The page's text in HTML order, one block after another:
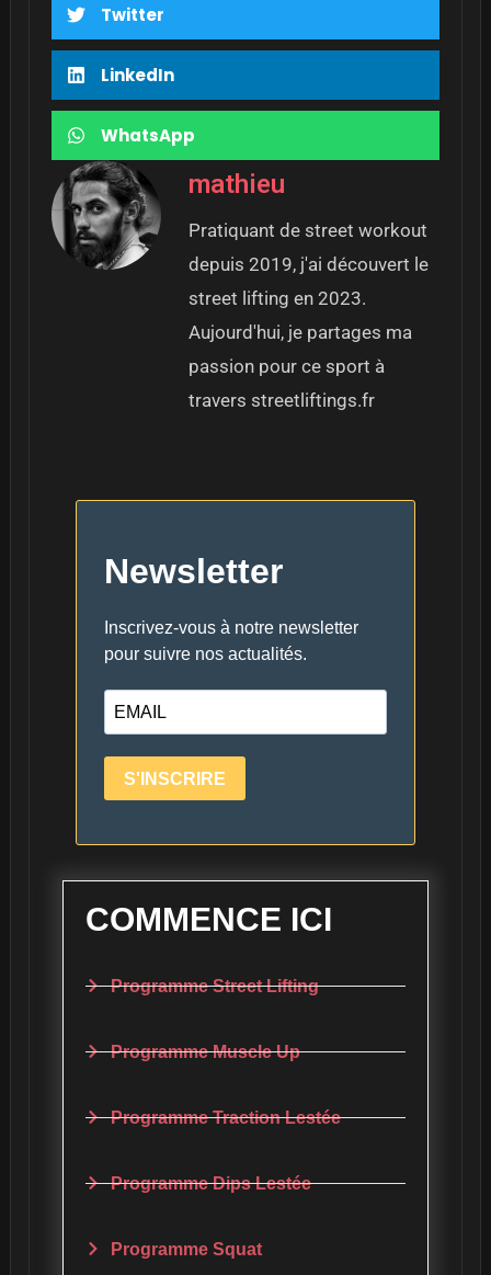
Twitter
LinkedIn
WhatsApp
mathieu
Pratiquant de street workout
depuis 2019, j'ai découvert le
street lifting en 2023.
Aujourd'hui, je partages ma
passion pour ce sport à
travers streetliftings.fr
Newsletter
Inscrivez-vous à notre newsletter
pour suivre nos actualités.
S'INSCRIRE
COMMENCE ICI
Programme Street Lifting
Programme Muscle Up
Programme Traction Lestée
Programme Dips Lestée
Programme Squat